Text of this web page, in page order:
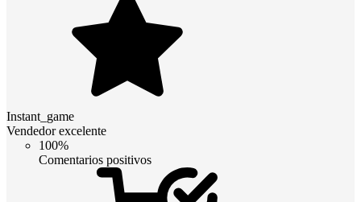
Instant_game
Vendedor excelente
100%
Comentarios positivos